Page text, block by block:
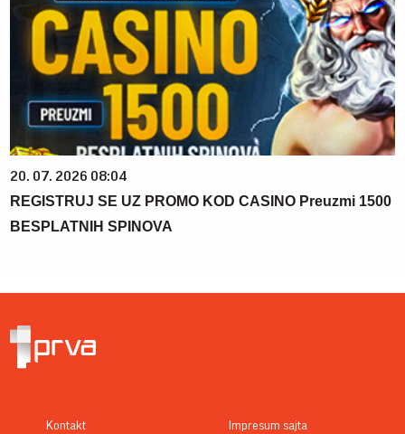
20. 07. 2026 08:04
REGISTRUJ SE UZ PROMO KOD CASINO Preuzmi 1500
BESPLATNIH SPINOVA
Kontakt Impresum sajta